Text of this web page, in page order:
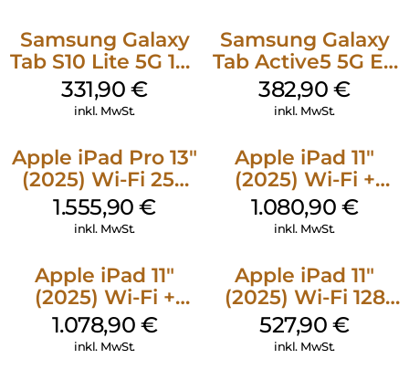
Samsung Galaxy
Tab S10 Lite 5G 128
GB Gray
331,90€
inkl. MwSt.
Samsung Galaxy
Tab Active5 5G EE
128 GB Black
382,90€
inkl. MwSt.
Apple iPad Pro 13″
(2025) Wi-Fi 256
GB Standardglas
Space Schwarz
1.555,90€
inkl. MwSt.
Apple iPad 11″
(2025) Wi-Fi +
Cellular 512 GB
Pink
1.080,90 €
inkl. MwSt.
Apple iPad 11″
(2025) Wi-Fi +
Cellular 512 GB
Gelb
1.078,90 €
inkl. MwSt.
Apple iPad 11″
(2025) Wi-Fi 128
GB Pink
527,90€
inkl. MwSt.